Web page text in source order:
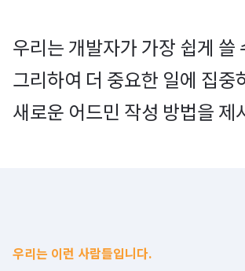
우리는 개발자가 가장 쉽게 쓸
그리하여 더 중요한 일에 집중
새로운 어드민 작성 방법을 제
우리는 이런 사람들입니다.